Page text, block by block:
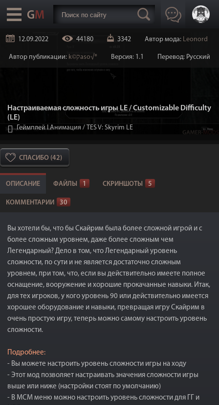
12.09.2022 44180 3342 Автор мода: Leonord
Автор публикации: k©קaso√® Версия: 1.1 Перевод: Русский
Настраиваемая сложность игры LE / Customizable Difficulty
(LE)
Геймплей I Анимация / TES V: Skyrim LE
СПАСИБО (42)
ОПИСАНИЕ ФАЙЛЫ 1 СКРИНШОТЫ 5
КОММЕНТАРИИ 30
Вы хотели бы, что бы Скайрим была более сложной игрой и с
более сложным уровнем, даже более сложным чем
Легендарный? Дело в том, что Легендарный уровень
сложности, по сути и не является достаточно сложным
уровнем, при том, что, если вы действительно имеете полное
оснащение, вооружение и хорошие прокачанные навыки. Итак,
для тех игроков, у кого уровень 90 или действительно имеется
хорошее оборудование и навыки, превращая игру Скайрим в
очень простую игру, теперь можно самому настроить уровень
сложности.
Подробнее:
- Вы можете настроить уровень сложности игры на ходу
- Этот мод позволяет настраивать значения сложности игры
выше или ниже (настройки стоят по умолчанию)
- В МСМ меню можно настроить уровень сложности для ГГ и